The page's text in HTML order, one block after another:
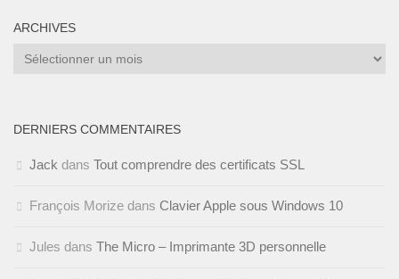
ARCHIVES
Archives
DERNIERS COMMENTAIRES
Jack dans Tout comprendre des certificats SSL
François Morize dans Clavier Apple sous Windows 10
Jules dans The Micro – Imprimante 3D personnelle